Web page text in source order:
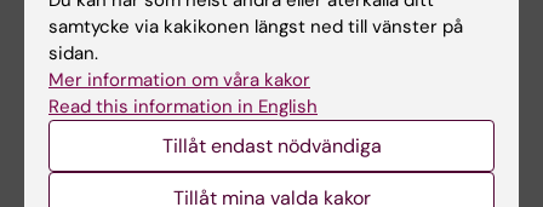
2005–2012 var hon vetenskaplig rådgivare vid
Vårdvetenskapligt forskningscentrum,
Universitetssjukhuset Örebro, och 2010–2012
hade hon en kombinationstjänst vid Umeå
universitet och universitetssjukhus. Hon blev
docent 2009 och professor vid Örebro universitet
2012.
samtycke via kakikonen längst ned till vänster på
sidan.
Mer information om våra kakor
Read this information in English
Tillåt endast nödvändiga
Tillåt mina valda kakor